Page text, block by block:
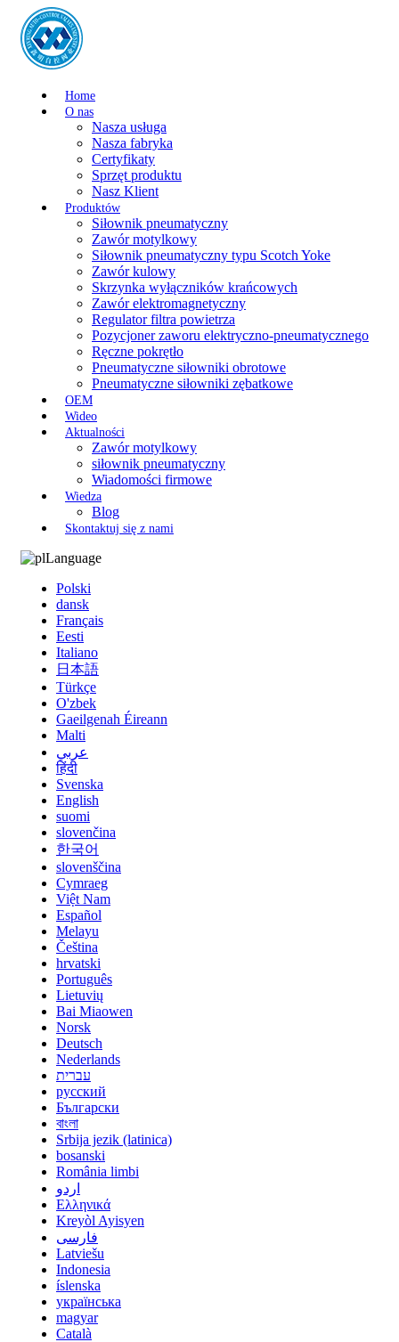
Home
O nas
Nasza usługa
Nasza fabryka
Certyfikaty
Sprzęt produktu
Nasz Klient
Produktów
Siłownik pneumatyczny
Zawór motylkowy
Siłownik pneumatyczny typu Scotch Yoke
Zawór kulowy
Skrzynka wyłączników krańcowych
Zawór elektromagnetyczny
Regulator filtra powietrza
Pozycjoner zaworu elektryczno-pneumatycznego
Ręczne pokrętło
Pneumatyczne siłowniki obrotowe
Pneumatyczne siłowniki zębatkowe
OEM
Wideo
Aktualności
Zawór motylkowy
siłownik pneumatyczny
Wiadomości firmowe
Wiedza
Blog
Skontaktuj się z nami
Language
Polski
dansk
Français
Eesti
Italiano
日本語
Türkçe
O'zbek
Gaeilgenah Éireann
Malti
عربي
हिंदी
Svenska
English
suomi
slovenčina
한국어
slovenščina
Cymraeg
Việt Nam
Español
Melayu
Čeština
hrvatski
Português
Lietuvių
Bai Miaowen
Norsk
Deutsch
Nederlands
עברית
русский
Български
বাংলা
Srbija jezik (latinica)
bosanski
România limbi
اردو
Ελληνικά
Kreyòl Ayisyen
فارسی
Latviešu
Indonesia
íslenska
українська
magyar
Català